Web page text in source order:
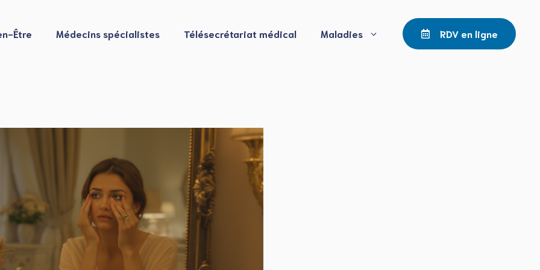
Être Médecins spécialistes Télésecrétariat médical Maladies RDV en ligne